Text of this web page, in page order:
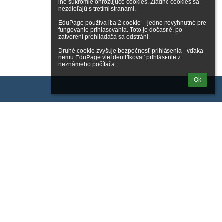
iné súkromie ohrozujúce cookies. Žiadne cookies sa
nezdieľajú s tretími stranami.
EduPage používa iba 2 cookie – jedno nevyhnutné pre
fungovanie prihlasovania. Toto je dočasné, po
zatvorení prehliadača sa odstráni.
Druhé cookie zvyšuje bezpečnosť prihlásenia - vďaka
nemu EduPage vie identifikovať prihlásenie z
neznámeho počítača.
Ok